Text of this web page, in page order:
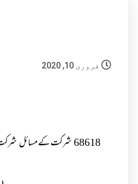
فروری 10, 2020
68618شرکت کے مسائل